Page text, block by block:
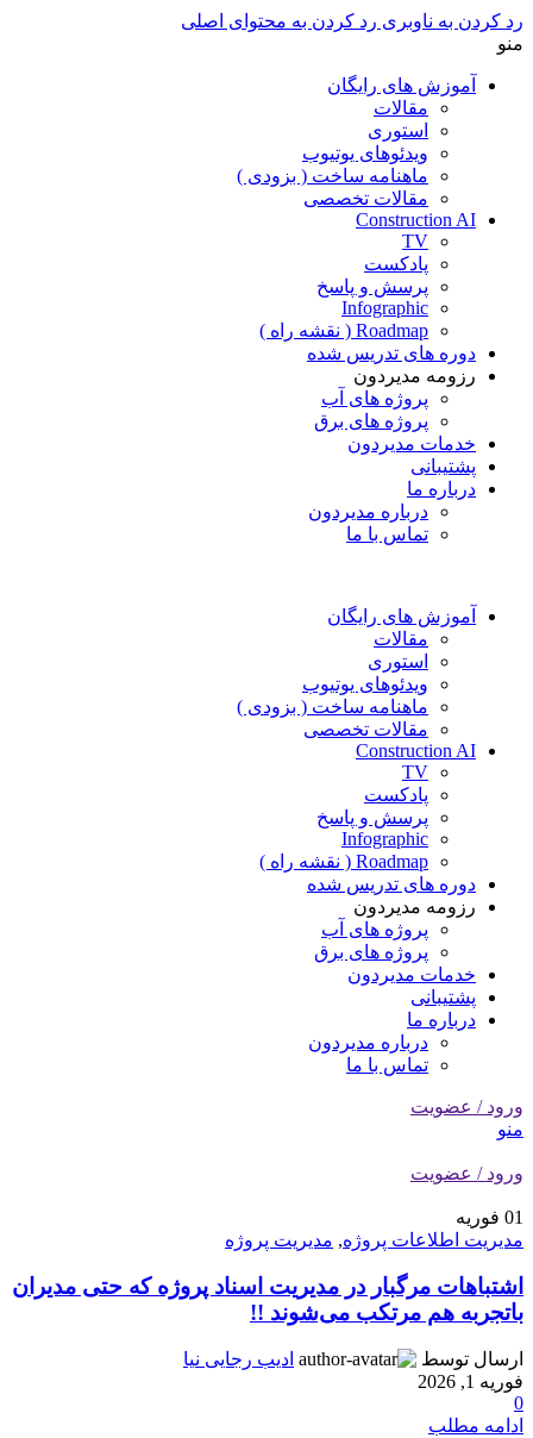
رد کردن به ناوبری رد کردن به محتوای اصلی
منو
آموزش های رایگان
مقالات
استوری
ویدئوهای یوتیوب
ماهنامه ساخت ( بزودی )
مقالات تخصصی
Construction AI
TV
پادکست
پرسش و پاسخ
Infographic
Roadmap ( نقشه راه )
دوره های تدریس شده
رزومه مدیردون
پروژه های آب
پروژه های برق
خدمات مدیردون
پشتیبانی
درباره ما
درباره مدیردون
تماس با ما
آموزش های رایگان
مقالات
استوری
ویدئوهای یوتیوب
ماهنامه ساخت ( بزودی )
مقالات تخصصی
Construction AI
TV
پادکست
پرسش و پاسخ
Infographic
Roadmap ( نقشه راه )
دوره های تدریس شده
رزومه مدیردون
پروژه های آب
پروژه های برق
خدمات مدیردون
پشتیبانی
درباره ما
درباره مدیردون
تماس با ما
ورود / عضویت
منو
ورود / عضویت
01 فوریه
مدیریت اطلاعات پروژه, مدیریت پروژه
اشتباهات مرگبار در مدیریت اسناد پروژه که حتی مدیران
باتجربه هم مرتکب می‌شوند !!
ارسال توسط
ادیب رجایی نیا
فوریه 1, 2026
0
ادامه مطلب